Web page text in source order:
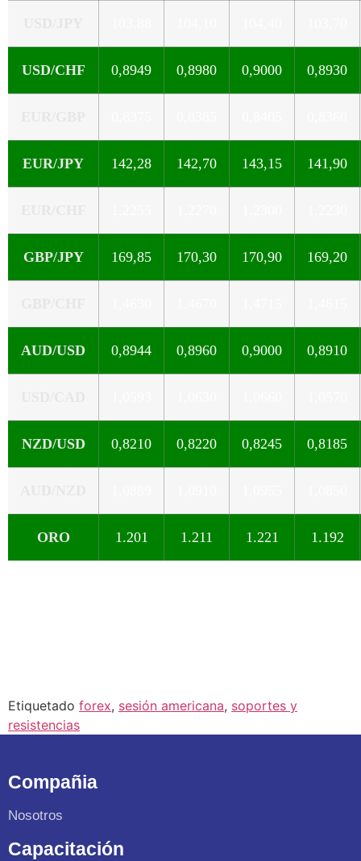
USD/CHF 0,8949 0,8980 0,9000 0,8930
EUR/JPY 142,28 142,70 143,15 141,90
GBP/JPY 169,85 170,30 170,90 169,20
AUD/USD 0,8944 0,8960 0,9000 0,8910
NZD/USD 0,8210 0,8220 0,8245 0,8185
ORO 1.201 1.211 1.221 1.192
Etiquetado forex, sesión americana, soportes y
resistencias
Compañia
Nosotros
Capacitación